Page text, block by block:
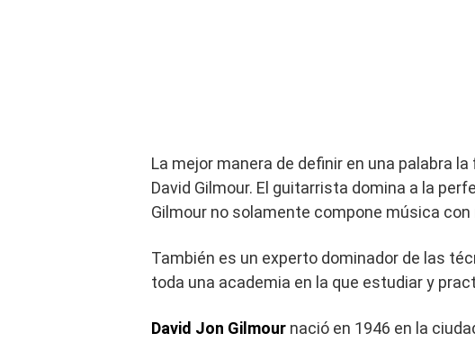
La mejor manera de definir en una palabra
David Gilmour. El guitarrista domina a la
Gilmour no solamente compone música
También es un experto dominador de las
toda una academia en la que estudiar y
David Jon Gilmour nació en 1946 en la